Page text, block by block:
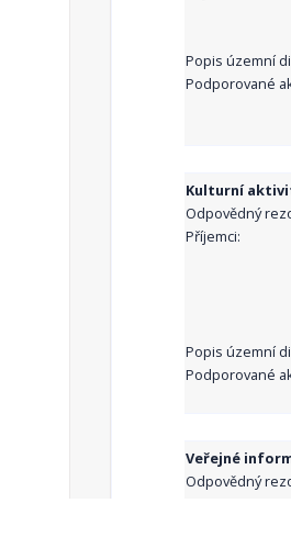
Popis územní
Podporované
Kulturní
Odpovědný
Příjemci:
Popis územní
Podporované
Veřejné
Odpovědný